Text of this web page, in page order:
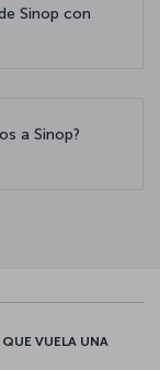
Sinop con
a Sinop?
VUELA UNA